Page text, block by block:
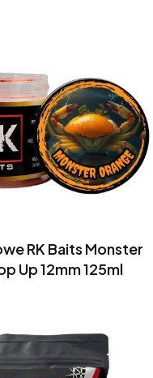
RK Baits Monster
Up 12mm 125ml